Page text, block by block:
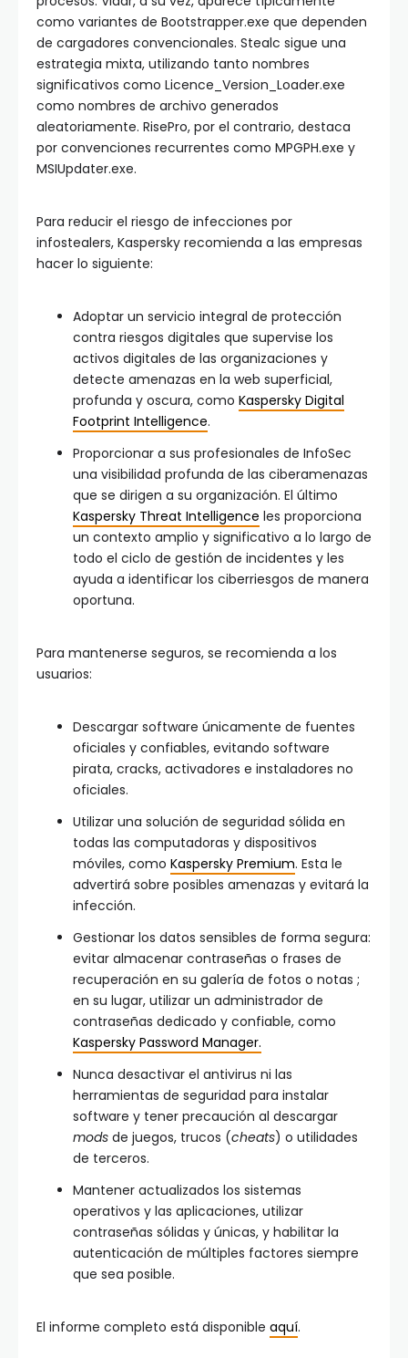
como variantes de Bootstrapper.exe que dependen
de cargadores convencionales. Stealc sigue una
estrategia mixta, utilizando tanto nombres
significativos como Licence_Version_Loader.exe
como nombres de archivo generados
aleatoriamente. RisePro, por el contrario, destaca
por convenciones recurrentes como MPGPH.exe y
MSIUpdater.exe.
Para reducir el riesgo de infecciones por
infostealers, Kaspersky recomienda a las empresas
hacer lo siguiente:
Adoptar un servicio integral de protección
contra riesgos digitales que supervise los
activos digitales de las organizaciones y
detecte amenazas en la web superficial,
profunda y oscura, como Kaspersky Digital
Footprint Intelligence.
Proporcionar a sus profesionales de InfoSec
una visibilidad profunda de las ciberamenazas
que se dirigen a su organización. El último
Kaspersky Threat Intelligence les proporciona
un contexto amplio y significativo a lo largo de
todo el ciclo de gestión de incidentes y les
ayuda a identificar los ciberriesgos de manera
oportuna.
Para mantenerse seguros, se recomienda a los
usuarios:
Descargar software únicamente de fuentes
oficiales y confiables, evitando software
pirata, cracks, activadores e instaladores no
oficiales.
Utilizar una solución de seguridad sólida en
todas las computadoras y dispositivos
móviles, como Kaspersky Premium. Esta le
advertirá sobre posibles amenazas y evitará la
infección.
Gestionar los datos sensibles de forma segura:
evitar almacenar contraseñas o frases de
recuperación en su galería de fotos o notas ;
en su lugar, utilizar un administrador de
contraseñas dedicado y confiable, como
Kaspersky Password Manager.
Nunca desactivar el antivirus ni las
herramientas de seguridad para instalar
software y tener precaución al descargar
mods de juegos, trucos (cheats) o utilidades
de terceros.
Mantener actualizados los sistemas
operativos y las aplicaciones, utilizar
contraseñas sólidas y únicas, y habilitar la
autenticación de múltiples factores siempre
que sea posible.
El informe completo está disponible aquí.